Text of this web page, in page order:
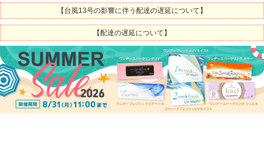
【台風13号の影響に伴う配達の遅延について】
【配達の遅延について】